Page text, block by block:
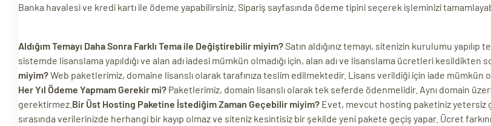
Banka havalesi ve kredi kartı ile ödeme yapabilirsiniz. Sipariş sayfasında ödeme tipini seçerek işleminizi
Aldığım Temayı Daha Sonra Farklı Tema ile Değiştirebilir miyim?Satın aldığınız temayı, sitenizin kurulumu
sistemde lisanslama yapıldığı ve alan adı iadesi mümkün olmadığı için, alan adı ve lisanslama ücretleri kesildikten
miyim?Web paketlerimiz, domaine lisanslı olarak tarafınıza teslim edilmektedir. Lisans verildiği için iade mümkün
Her Yıl Ödeme Yapmam Gerekir mi? Paketlerimiz, domain lisanslı olarak tek seferde ödenmelidir. Aynı domain
gerektirmez. Bir Üst Hosting Paketine İstediğim Zaman Geçebilir miyim? Evet, mevcut hosting paketiniz yetersiz
sırasında verilerinizde herhangi bir kayıp olmaz ve siteniz kesintisiz bir şekilde yeni pakete geçiş yapar. Ücret